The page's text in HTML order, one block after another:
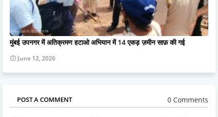
मुंबई उपनगर में अतिक्रमण हटाओ अभियान में 14 एकड़ ज़मीन साफ़ की गई
June 12, 2026
POST A COMMENT 0 Comments